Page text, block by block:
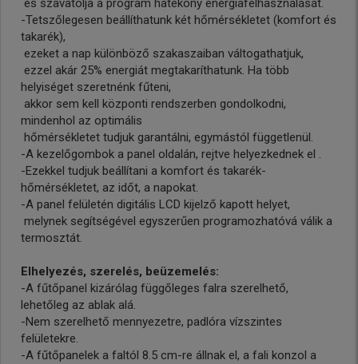
és szavatolja a program hatékony energiafelhasználását.
-Tetszőlegesen beállíthatunk két hőmérsékletet (komfort és
takarék),
ezeket a nap különböző szakaszaiban váltogathatjuk,
ezzel akár 25% energiát megtakaríthatunk. Ha több
helyiséget szeretnénk fűteni,
akkor sem kell központi rendszerben gondolkodni,
mindenhol az optimális
hőmérsékletet tudjuk garantálni, egymástól függetlenül.
-A kezelőgombok a panel oldalán, rejtve helyezkednek el .
-Ezekkel tudjuk beállítani a komfort és takarék-
hőmérsékletet, az időt, a napokat.
-A panel felületén digitális LCD kijelző kapott helyet,
melynek segítségével egyszerűen programozhatóvá válik a
termosztát.
Elhelyezés, szerelés, beüzemelés:
-A fűtőpanel kizárólag függőleges falra szerelhető,
lehetőleg az ablak alá.
-Nem szerelhető mennyezetre, padlóra vízszintes
felületekre.
-A fűtőpanelek a faltól 8.5 cm-re állnak el, a fali konzol a